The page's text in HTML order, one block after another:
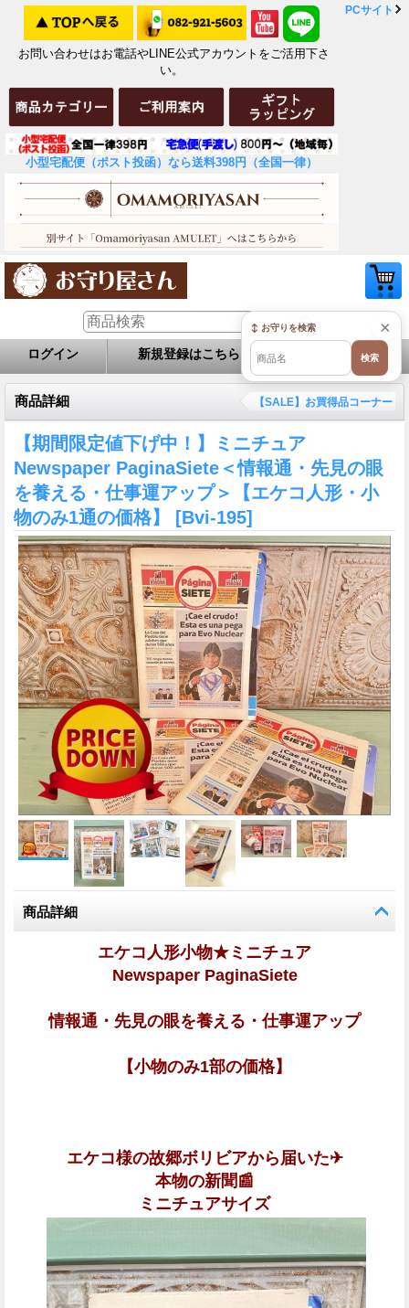
お問い合わせはお電話やLINE公式アカウントをご活用下さ
い。
小型宅配便（ポスト投函）なら送料398円（全国一律）
PCサイト
ログイン 新規登録はこちら お問い合せ
商品詳細 【SALE】お買得品コーナー
【期間限定値下げ中！】ミニチュア
Newspaper PaginaSiete＜情報通・先見の眼
を養える・仕事運アップ＞【エケコ人形・小
物のみ1通の価格】 [Bvi-195]
商品詳細
エケコ人形小物★ミニチュア
Newspaper PaginaSiete
情報通・先見の眼を養える・仕事運アップ
【小物のみ1部の価格】
エケコ様の故郷ボリビアから届いた✈
本物の新聞📰
ミニチュアサイズ
×
↕ お守りを検索
検索